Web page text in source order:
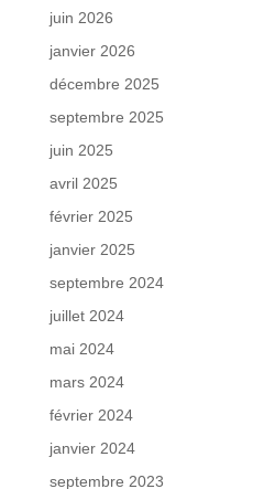
juin 2026
janvier 2026
décembre 2025
septembre 2025
juin 2025
avril 2025
février 2025
janvier 2025
septembre 2024
juillet 2024
mai 2024
mars 2024
février 2024
janvier 2024
septembre 2023